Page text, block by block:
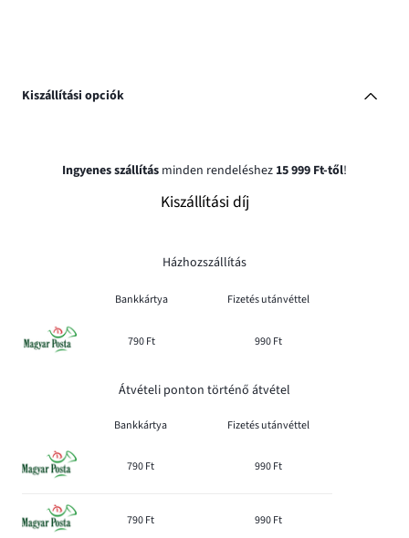
Kiszállítási opciók
Ingyenes szállítás minden rendeléshez 15 999 Ft-től!
Kiszállítási díj
Házhozszállítás
Bankkártya Fizetés utánvéttel
790 Ft 990 Ft
Átvételi ponton történő átvétel
Bankkártya Fizetés utánvéttel
790 Ft 990 Ft
790 Ft 990 Ft